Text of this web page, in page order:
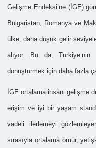
Gelişme Endeksi’ne (İGE)
Bulgaristan, Romanya ve
ülke, daha düşük gelir
alıyor. Bu da,
dönüştürmek için daha fazla
İGE ortalama insani gelişme
erişim ve iyi bir yaşam
vadeli ilerlemeyi
sırasıyla ortalama ömür,